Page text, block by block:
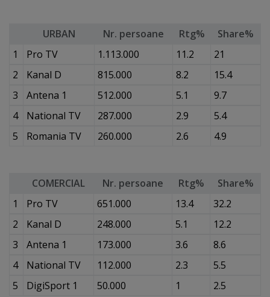
URBAN Nr. persoane Rtg%
Share%
1
Pro TV 1.113.000 11.2
21
2
Kanal D 815.000 8.2
15.4
3
Antena 1 512.000 5.1
9.7
4
National TV 287.000 2.9
5.4
5
Romania TV 260.000 2.6 4.9
COMERCIAL Nr. persoane Rtg%
Share%
1
Pro TV 651.000 13.4
32.2
2
Kanal D 248.000 5.1
12.2
3
Antena 1 173.000 3.6
8.6
4
National TV 112.000 2.3
5.5
5
DigiSport 1 50.000 1 2.5